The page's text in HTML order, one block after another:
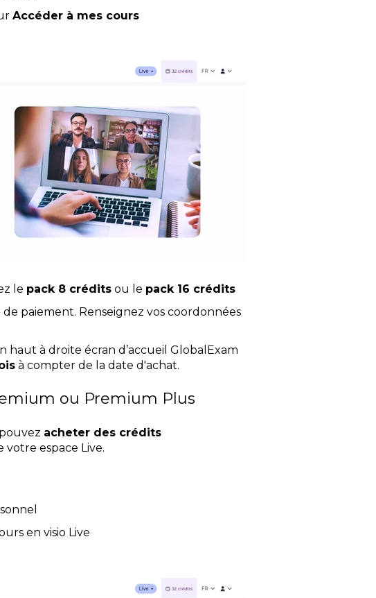
Accéder à mes cours
le pack 8 créditsou le pack 16 crédits
paiement. Renseignez vos coordonnées
haut à droite écran d’accueil GlobalExam
à compter de la date d'achat.
ou Premium Plus
acheter des crédits
votre espace Live.
en visio Live